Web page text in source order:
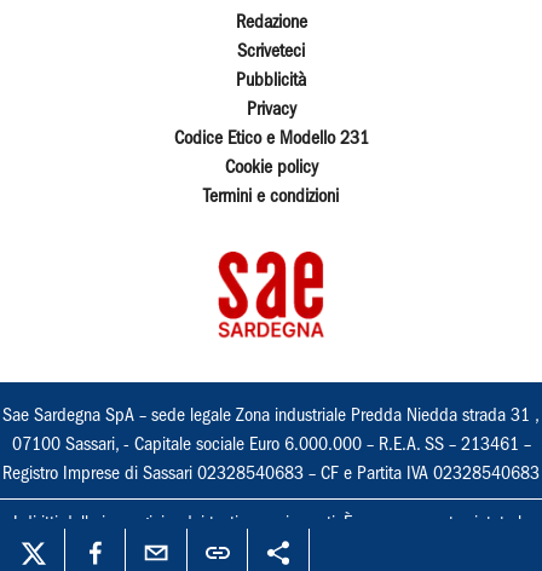
Redazione
Scriveteci
Pubblicità
Privacy
Codice Etico e Modello 231
Cookie policy
Termini e condizioni
Sae Sardegna SpA – sede legale Zona industriale Predda Niedda strada 31 ,
07100 Sassari, - Capitale sociale Euro 6.000.000 – R.E.A. SS – 213461 –
Registro Imprese di Sassari 02328540683 – CF e Partita IVA 02328540683
I diritti delle immagini e dei testi sono riservati. È espressamente vietata la
loro riproduzione con qualsiasi mezzo e l'adattamento totale o parziale.